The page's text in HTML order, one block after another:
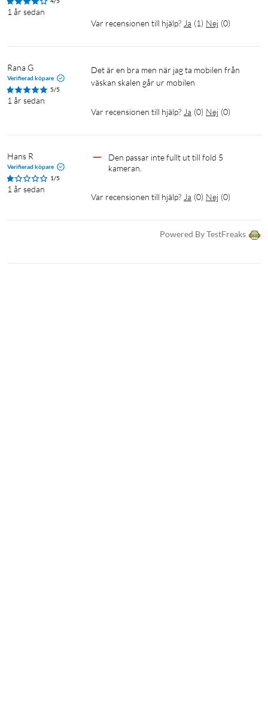
1 år sedan
Var recensionen till hjälp? Ja (1) Nej (0)
Rana G
Verifierad köpare
5/5
1 år sedan
Det är en bra men när jag ta mobilen från
väskan skalen går ur mobilen
Var recensionen till hjälp? Ja (0) Nej (0)
Hans R
Verifierad köpare
1/5
1 år sedan
Den passar inte fullt ut till fold 5
kameran.
Var recensionen till hjälp? Ja (0) Nej (0)
Powered By TestFreaks